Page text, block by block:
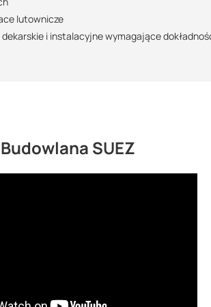
lutownicze
i instalacyjne wymagające
SUEZ